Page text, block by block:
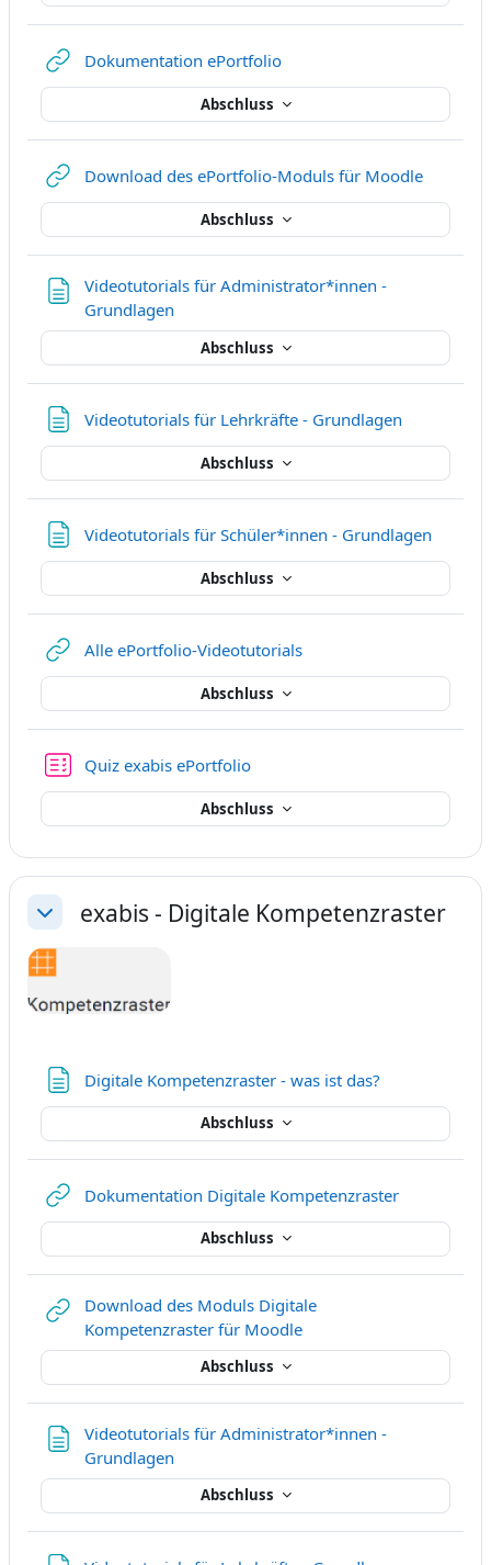
Dokumentation ePortfolioLink/URL
Abschluss
Download des ePortfolio-Moduls für MoodleLink/URL
Abschluss
Videotutorials für Administrator*innen -
Grundlagen
Abschluss
Videotutorials für Lehrkräfte - Grundlagen
Abschluss
Videotutorials für Schüler*innen - Grundlagen
Abschluss
Alle ePortfolio-VideotutorialsLink/URL
Abschluss
Quiz exabis ePortfolioTest
Abschluss
Einklappenexabis - Digitale Kompetenzraster
Digitale Kompetenzraster - was ist das?
Abschluss
Dokumentation Digitale KompetenzrasterLink/URL
Abschluss
Download des Moduls Digitale
Kompetenzraster für MoodleLink/URL
Abschluss
Videotutorials für Administrator*innen -
Grundlagen
Abschluss